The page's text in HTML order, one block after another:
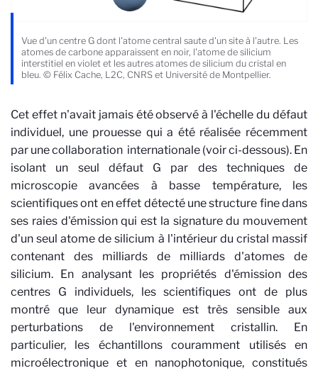
Vue d'un centre G dont l'atome central saute d'un site à l'autre. Les
atomes de carbone apparaissent en noir, l'atome de silicium
interstitiel en violet et les autres atomes de silicium du cristal en
bleu. © Félix Cache, L2C, CNRS et Université de Montpellier.
Cet effet n'avait jamais été observé à l'échelle du défaut
individuel, une prouesse qui a été réalisée récemment
par une collaboration internationale (voir ci-dessous). En
isolant un seul défaut G par des techniques de
microscopie avancées à basse température, les
scientifiques ont en effet détecté une structure fine dans
ses raies d'émission qui est la signature du mouvement
d'un seul atome de silicium à l'intérieur du cristal massif
contenant des milliards de milliards d'atomes de
silicium. En analysant les propriétés d'émission des
centres G individuels, les scientifiques ont de plus
montré que leur dynamique est très sensible aux
perturbations de l'environnement cristallin. En
particulier, les échantillons couramment utilisés en
microélectronique et en nanophotonique, constitués